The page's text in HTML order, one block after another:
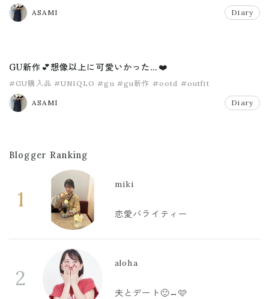
ASAMI Diary
GU新作💕想像以上に可愛いかった…❤️
#GU購入品 #UNIQLO #gu #gu新作 #ootd #outfit
ASAMI Diary
Blogger Ranking
1
miki
恋愛バライティー
2
aloha
夫とデート🙂‍↔️🩷